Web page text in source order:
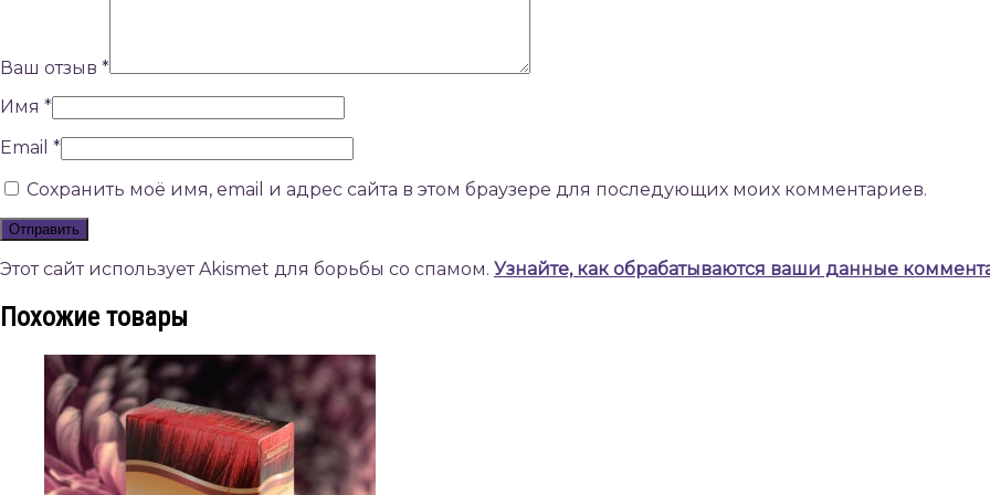
Ваш отзыв *
Имя *
Email *
Сохранить моё имя, email и адрес сайта в этом браузере для последующих моих комментариев.
Этот сайт использует Akismet для борьбы со спамом. Узнайте, как обрабатываются ваши данные
Похожие товары